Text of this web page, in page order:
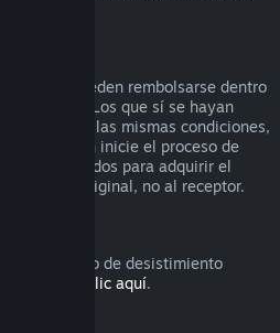
activado pueden rembolsarse dentro
2 horas. Los que sí se hayan
en las mismas condiciones,
regalo quien inicie el proceso de
utilizados para adquirir el
original, no al receptor.
el derecho de desistimiento
haz clic aquí.